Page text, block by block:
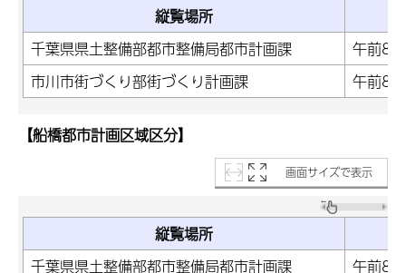
縦覧場所
千葉県県土整備部都市整備局都市計画課
午前8
市川市街づくり部街づくり計画課
午前8
【船橋都市計画区域区分】
画面サイズで表示
縦覧場所
千葉県県土整備部都市整備局都市計画課
午前8